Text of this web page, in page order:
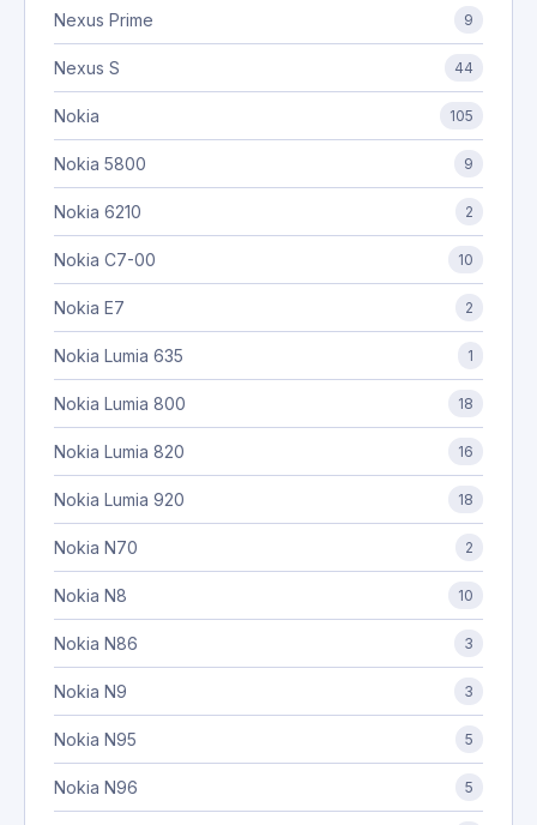
Nexus Prime 9
Nexus S 44
Nokia 105
Nokia 5800 9
Nokia 6210 2
Nokia C7-00 10
Nokia E7 2
Nokia Lumia 635 1
Nokia Lumia 800 18
Nokia Lumia 820 16
Nokia Lumia 920 18
Nokia N70 2
Nokia N8 10
Nokia N86 3
Nokia N9 3
Nokia N95 5
Nokia N96 5